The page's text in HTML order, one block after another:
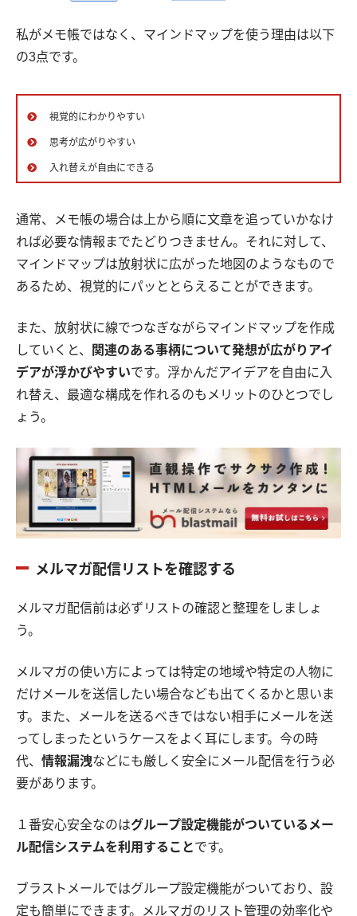
私がメモ帳ではなく、マインドマップを使う理由は以下
の3点です。
視覚的にわかりやすい
思考が広がりやすい
入れ替えが自由にできる
通常、メモ帳の場合は上から順に文章を追っていかなけ
れば必要な情報までたどりつきません。それに対して、
マインドマップは放射状に広がった地図のようなもので
あるため、視覚的にパッととらえることができます。
また、放射状に線でつなぎながらマインドマップを作成
していくと、
関連のある事柄について発想が広がりアイ
デアが浮かびやすいです。浮かんだアイデアを自由に入
れ替え、最適な構成を作れるのもメリットのひとつでし
ょう。
メルマガ配信リストを確認する
メルマガ配信前は必ずリストの確認と整理をしましょ
う。
メルマガの使い方によっては特定の地域や特定の人物に
だけメールを送信したい場合なども出てくるかと思いま
す。また、メールを送るべきではない相手にメールを送
ってしまったというケースをよく耳にします。今の時
代、 情報漏洩などにも厳しく安全にメール配信を行う必
要があります。
１番安心安全なのはグループ設定機能がついているメー
ル配信システムを利用することです。
ブラストメールではグループ設定機能がついており、設
定も簡単にできます。メルマガのリスト管理の効率化や